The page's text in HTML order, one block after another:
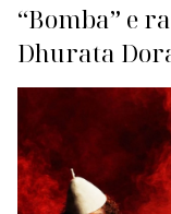
“Bomba” e
Dhurata
fuqitë me